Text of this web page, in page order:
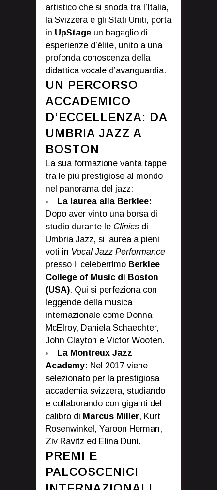
artistico che si snoda tra l’Italia,
la Svizzera e gli Stati Uniti, porta
in UpStage un bagaglio di
esperienze d’élite, unito a una
profonda conoscenza della
didattica vocale d’avanguardia.
UN PERCORSO
ACCADEMICO
D’ECCELLENZA: DA
UMBRIA JAZZ A
BOSTON
La sua formazione vanta tappe
tra le più prestigiose al mondo
nel panorama del jazz:
La laurea alla Berklee:
Dopo aver vinto una borsa di
studio durante le Clinics di
Umbria Jazz, si laurea a pieni
voti in Vocal Jazz Performance
presso il celeberrimo Berklee
College of Music di Boston
(USA). Qui si perfeziona con
leggende della musica
internazionale come Donna
McElroy, Daniela Schaechter,
John Clayton e Victor Wooten.
La Montreux Jazz
Academy: Nel 2017 viene
selezionato per la prestigiosa
accademia svizzera, studiando
e collaborando con giganti del
calibro di Marcus Miller, Kurt
Rosenwinkel, Yaroon Herman,
Ziv Ravitz ed Elina Duni.
PREMI E
PALCOSCENICI